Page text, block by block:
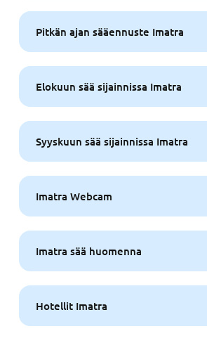
Pitkän ajan sääennuste Imatra
Elokuun sää sijainnissa Imatra
Syyskuun sää sijainnissa Imatra
Imatra Webcam
Imatra sää huomenna
Hotellit Imatra